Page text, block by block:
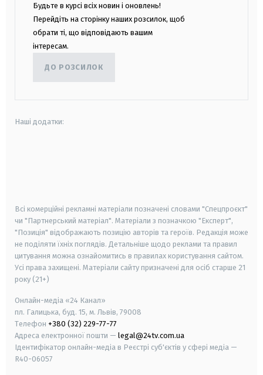
Будьте в курсі всіх новин і оновлень!
Перейдіть на сторінку наших розсилок, щоб
обрати ті, що відповідають вашим
інтересам.
ДО РОЗСИЛОК
Наші додатки:
Всі комерційні рекламні матеріали позначені словами "Спецпроєкт"
чи "Партнерський матеріал". Матеріали з позначкою "Експерт",
"Позиція" відображають позицію авторів та героїв. Редакція може
не поділяти їхніх поглядів. Детальніше щодо реклами та правил
цитування можна ознайомитись в правилах користування сайтом.
Усі права захищені. Матеріали сайту призначені для осіб старше 21
року (21+)
Онлайн-медіа «24 Канал»
пл. Галицька, буд. 15, м. Львів, 79008
Телефон +380 (32) 229-77-77
Адреса електронної пошти — legal@24tv.com.ua
Ідентифікатор онлайн-медіа в Реєстрі суб'єктів у сфері медіа —
R40-06057